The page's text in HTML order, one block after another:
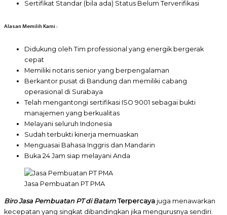
Sertifikat Standar (bila ada) Status Belum Terverifikasi
Alasan Memilih Kami :
Didukung oleh Tim professional yang energik bergerak
cepat
Memiliki notaris senior yang berpengalaman
Berkantor pusat di Bandung dan memiliki cabang
operasional di Surabaya
Telah mengantongi sertifikasi ISO 9001 sebagai bukti
manajemen yang berkualitas
Melayani seluruh Indonesia
Sudah terbukti kinerja memuaskan
Menguasai Bahasa Inggris dan Mandarin
Buka 24 Jam siap melayani Anda
Jasa Pembuatan PT PMA
Biro Jasa Pembuatan PT di Batam Terpercaya juga menawarkan
kecepatan yang singkat dibandingkan jika mengurusnya sendiri.